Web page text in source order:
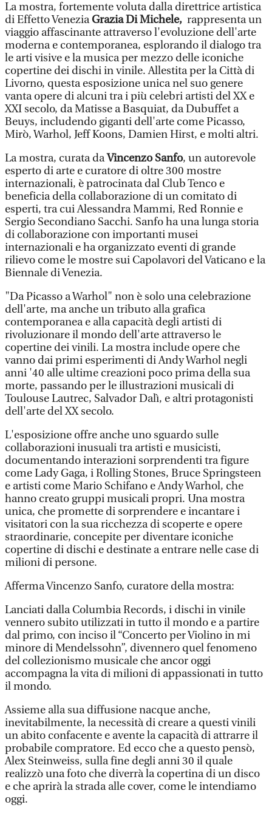
La mostra, fortemente voluta dalla direttrice artistica
di Effetto VeneziaGrazia Di Michele, rappresenta un
viaggio affascinante attraverso l'evoluzione dell'arte
moderna e contemporanea, esplorando il dialogo tra
le arti visive e la musica per mezzo delle iconiche
copertine dei dischi in vinile. Allestita per la Città di
Livorno, questa esposizione unica nel suo genere
vanta opere di alcuni tra i più celebri artisti del XX e
XXI secolo, da Matisse a Basquiat, da Dubuffet a
Beuys, includendo giganti dell'arte come Picasso,
Mirò, Warhol, Jeff Koons, Damien Hirst, e molti altri.
La mostra, curata daVincenzo Sanfo, un autorevole
esperto di arte e curatore di oltre 300 mostre
internazionali, è patrocinata dal Club Tenco e
beneficia della collaborazione di un comitato di
esperti, tra cui Alessandra Mammi, Red Ronnie e
Sergio Secondiano Sacchi. Sanfo ha una lunga storia
di collaborazione con importanti musei
internazionali e ha organizzato eventi di grande
rilievo come le mostre sui Capolavori del Vaticano e la
Biennale di Venezia.
"Da Picasso a Warhol" non è solo una celebrazione
dell'arte, ma anche un tributo alla grafica
contemporanea e alla capacità degli artisti di
rivoluzionare il mondo dell'arte attraverso le
copertine dei vinili. La mostra include opere che
vanno dai primi esperimenti di Andy Warhol negli
anni '40 alle ultime creazioni poco prima della sua
morte, passando per le illustrazioni musicali di
Toulouse Lautrec, Salvador Dalì, e altri protagonisti
dell'arte del XX secolo.
L'esposizione offre anche uno sguardo sulle
collaborazioni inusuali tra artisti e musicisti,
documentando interazioni sorprendenti tra figure
come Lady Gaga, i Rolling Stones, Bruce Springsteen
e artisti come Mario Schifano e Andy Warhol, che
hanno creato gruppi musicali propri. Una mostra
unica, che promette di sorprendere e incantare i
visitatori con la sua ricchezza di scoperte e opere
straordinarie, concepite per diventare iconiche
copertine di dischi e destinate a entrare nelle case di
milioni di persone.
Afferma Vincenzo Sanfo, curatore della mostra:
Lanciati dalla Columbia Records, i dischi in vinile
vennero subito utilizzati in tutto il mondo e a partire
dal primo, con inciso il “Concerto per Violino in mi
minore di Mendelssohn”, divennero quel fenomeno
del collezionismo musicale che ancor oggi
accompagna la vita di milioni di appassionati in tutto
il mondo.
Assieme alla sua diffusione nacque anche,
inevitabilmente, la necessità di creare a questi vinili
un abito confacente e avente la capacità di attrarre il
probabile compratore. Ed ecco che a questo pensò,
Alex Steinweiss, sulla fine degli anni 30 il quale
realizzò una foto che diverrà la copertina di un disco
e che aprirà la strada alle cover, come le intendiamo
oggi.